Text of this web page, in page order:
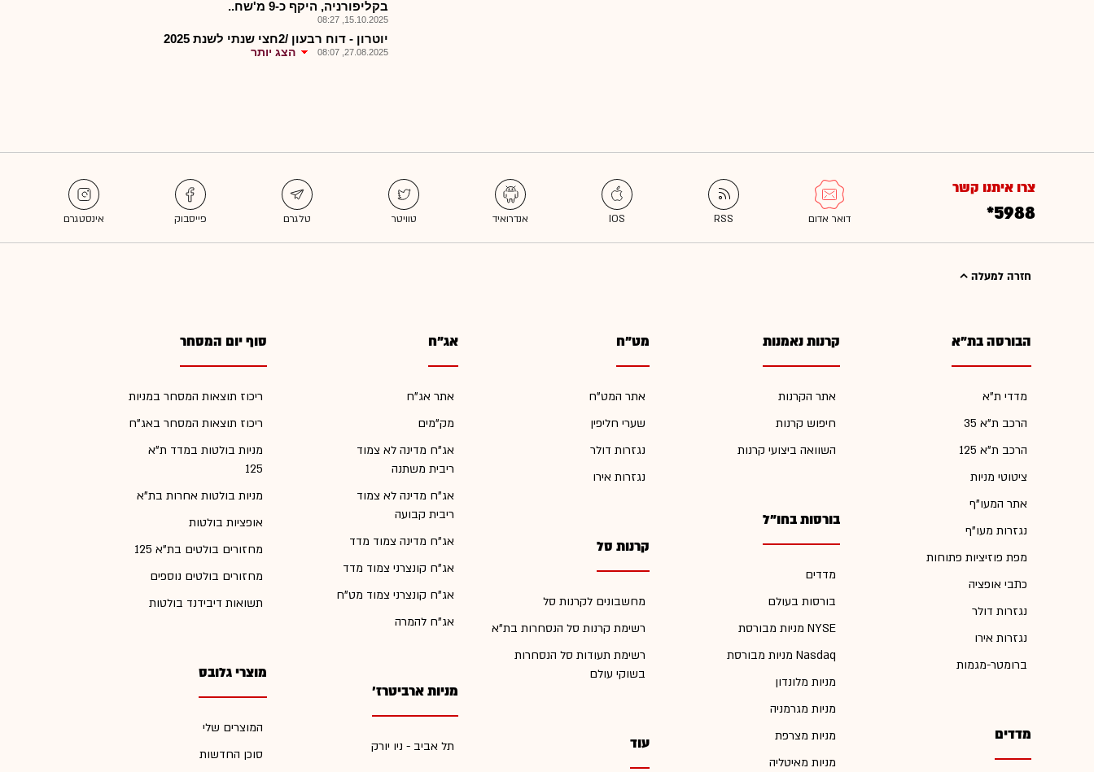
בקליפורניה, היקף כ-9 מ'שח..
15.10.2025, 08:27
יוטרון - דוח רבעון /2חצי שנתי לשנת 2025
27.08.2025, 08:07 הצג יותר
צרו איתנו קשר
*5988
חזרה למעלה
הבורסה בת"א
מדדי ת"א
הרכב ת"א 35
הרכב ת"א 125
ציטוטי מניות
אתר המעו"ף
נגזרות מעו"ף
מפת פוזיציות פתוחות
כתבי אופציה
נגזרות דולר
נגזרות אירו
ברומטר-מגמות
מדדים
קרנות נאמנות
אתר הקרנות
חיפוש קרנות
השוואה ביצועי קרנות
בורסות בחו"ל
מדדים
בורסות בעולם
מניות מבורסת NYSE
מניות מבורסת Nasdaq
מניות מלונדון
מניות מגרמניה
מניות מצרפת
מניות מאיטליה
מט"ח
אתר המט"ח
שערי חליפין
נגזרות דולר
נגזרות אירו
קרנות סל
מחשבונים לקרנות סל
רשימת קרנות סל הנסחרות בת"א
רשימת תעודות סל הנסחרות
בשוקי עולם
עוד
אג"ח
אתר אג"ח
מק"מים
אג"ח מדינה לא צמוד
ריבית משתנה
אג"ח מדינה לא צמוד
ריבית קבועה
אג"ח מדינה צמוד מדד
אג"ח קונצרני צמוד מדד
אג"ח קונצרני צמוד מט"ח
אג"ח להמרה
מניות ארביטרז'
תל אביב - ניו יורק
סוף יום המסחר
ריכוז תוצאות המסחר במניות
ריכוז תוצאות המסחר באג"ח
מניות בולטות במדד ת"א
125
מניות בולטות אחרות בת"א
אופציות בולטות
מחזורים בולטים בת"א 125
מחזורים בולטים נוספים
תשואות דיבידנד בולטות
מוצרי גלובס
המוצרים שלי
סוכן החדשות